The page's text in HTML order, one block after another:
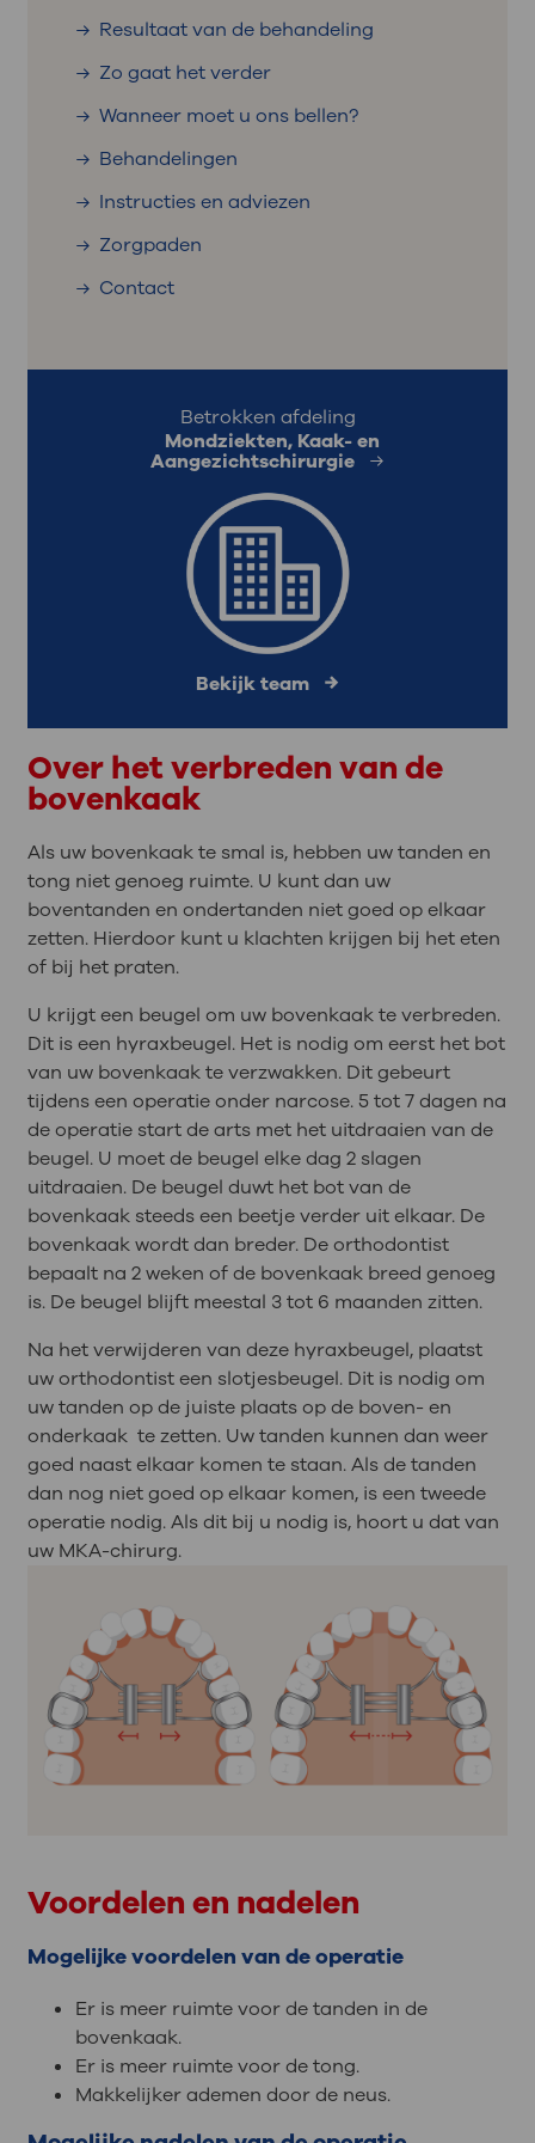
Resultaat van de behandeling
Zo gaat het verder
Wanneer moet u ons bellen?
Behandelingen
Instructies en adviezen
Zorgpaden
Contact
Betrokken afdeling
Mondziekten, Kaak- en
Aangezichtschirurgie
Bekijk team
Over het verbreden van de
bovenkaak
Als uw bovenkaak te smal is, hebben uw tanden en
tong niet genoeg ruimte. U kunt dan uw
boventanden en ondertanden niet goed op elkaar
zetten. Hierdoor kunt u klachten krijgen bij het eten
of bij het praten.
U krijgt een beugel om uw bovenkaak te verbreden.
Dit is een hyraxbeugel. Het is nodig om eerst het bot
van uw bovenkaak te verzwakken. Dit gebeurt
tijdens een operatie onder narcose. 5 tot 7 dagen na
de operatie start de arts met het uitdraaien van de
beugel. U moet de beugel elke dag 2 slagen
uitdraaien. De beugel duwt het bot van de
bovenkaak steeds een beetje verder uit elkaar. De
bovenkaak wordt dan breder. De orthodontist
bepaalt na 2 weken of de bovenkaak breed genoeg
is. De beugel blijft meestal 3 tot 6 maanden zitten.
Na het verwijderen van deze hyraxbeugel, plaatst
uw orthodontist een slotjesbeugel. Dit is nodig om
uw tanden op de juiste plaats op de boven- en
onderkaak te zetten. Uw tanden kunnen dan weer
goed naast elkaar komen te staan. Als de tanden
dan nog niet goed op elkaar komen, is een tweede
operatie nodig. Als dit bij u nodig is, hoort u dat van
uw MKA-chirurg.
Voordelen en nadelen
Mogelijke voordelen van de operatie
Er is meer ruimte voor de tanden in de
bovenkaak.
Er is meer ruimte voor de tong.
Makkelijker ademen door de neus.